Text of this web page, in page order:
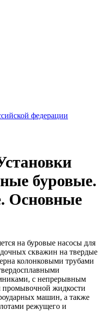
федерации
буровые.
Основные
на буровые насосы для
скважин на твердые
колонковыми трубами
с непрерывным
промывочной жидкости
машин, а также
режущего и